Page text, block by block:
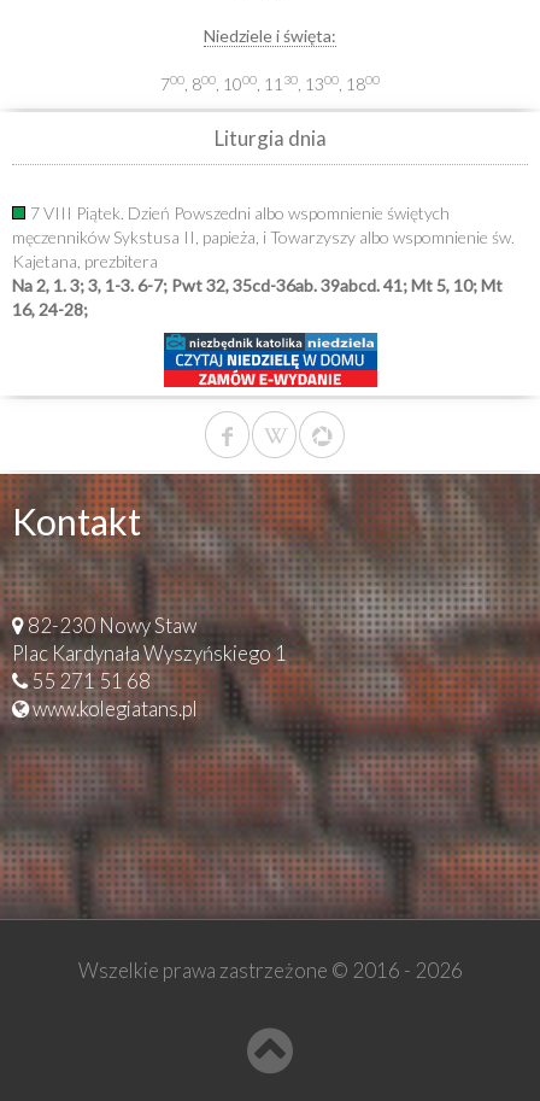
Niedziele i święta:
700 , 800 , 1000 , 11 30 , 1300 , 1800
Liturgia dnia
7 VIII Piątek. Dzień Powszedni albo wspomnienie świętych
męczenników Sykstusa II, papieża, i Towarzyszy albo wspomnienie św.
Kajetana, prezbitera
Na 2, 1. 3; 3, 1-3. 6-7; Pwt 32, 35cd-36ab. 39abcd. 41; Mt 5, 10; Mt
16, 24-28;
Kontakt
82-230 Nowy Staw
Plac Kardynała Wyszyńskiego 1
55 271 51 68
www.kolegiatans.pl
Wszelkie prawa zastrzeżone © 2016 - 2026